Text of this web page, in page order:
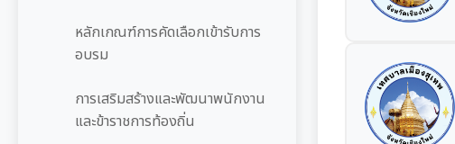
หลักเกณฑ์การคัดเลือกเข้ารับการ
อบรม
การเสริมสร้างและพัฒนาพนักงาน
และข้าราชการท้องถิ่น